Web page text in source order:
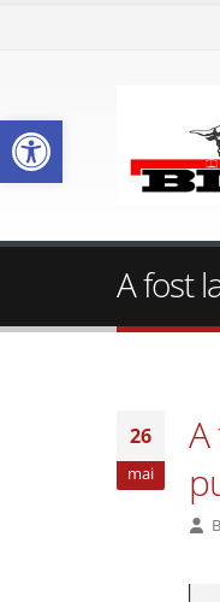
A fost
26
mai
Deschide